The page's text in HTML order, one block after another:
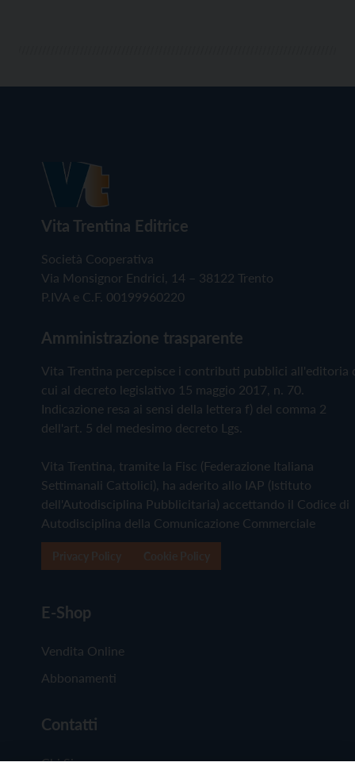
Vita Trentina Editrice
Società Cooperativa
Via Monsignor Endrici, 14 – 38122 Trento
P.IVA e C.F. 00199960220
Amministrazione trasparente
Vita Trentina percepisce i contributi pubblici all'editoria
cui al decreto legislativo 15 maggio 2017, n. 70.
Indicazione resa ai sensi della lettera f) del comma 2
dell'art. 5 del medesimo decreto Lgs.
Vita Trentina, tramite la Fisc (Federazione Italiana
Settimanali Cattolici), ha aderito allo IAP (Istituto
dell'Autodisciplina Pubblicitaria) accettando il Codice di
Autodisciplina della Comunicazione Commerciale
E-Shop
Vendita Online
Abbonamenti
Contatti
Chi Siamo